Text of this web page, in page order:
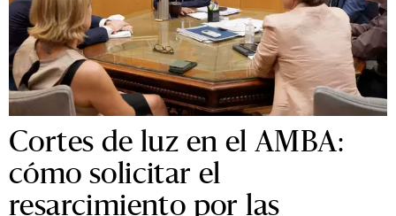
Cortes de luz en el AMBA:
cómo solicitar el
resarcimiento por las